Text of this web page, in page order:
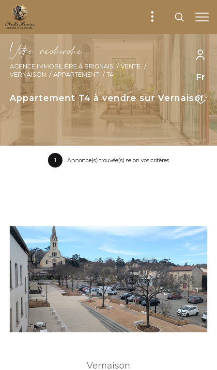
Fr
0
Vore recece
AGENCE IMMOBILIÈRE À BRIGNAIS
VENTE
VERNAISON
APPARTEMENT T4
Appartement T4 à vendre sur Vernaison
1 Annonce(s) trouvée(s) selon vos critères
Vernaison